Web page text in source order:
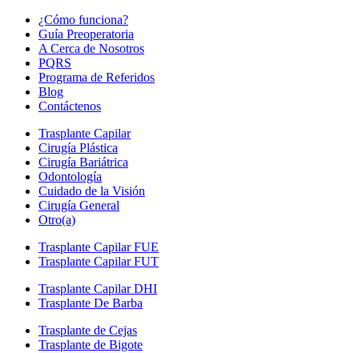
¿Cómo funciona?
Guía Preoperatoria
A Cerca de Nosotros
PQRS
Programa de Referidos
Blog
Contáctenos
Trasplante Capilar
Cirugía Plástica
Cirugía Bariátrica
Odontología
Cuidado de la Visión
Cirugía General
Otro(a)
Trasplante Capilar FUE
Trasplante Capilar FUT
Trasplante Capilar DHI
Trasplante De Barba
Trasplante de Cejas
Trasplante de Bigote